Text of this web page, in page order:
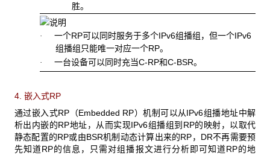
胜。
· 一个RP可以同时服务于多个IPv6组播组，但一个IPv6
组播组只能唯一对应一个RP。
· 一台设备可以同时充当C-RP和C-BSR。
4. 嵌入式RP
通过嵌入式RP（Embedded RP）机制可以从IPv6组播地址中解
析出内嵌的RP地址，从而实现IPv6组播组到RP的映射，以取代
静态配置的RP或由BSR机制动态计算出来的RP，DR不再需要预
先知道RP的信息，只需对组播报文进行分析即可知道RP的地